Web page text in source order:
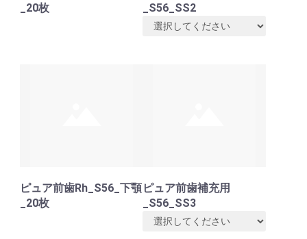
_20枚
_S56_SS2
ピュア前歯Rh_S56_下顎
_20枚
ピュア前歯補充用
_S56_SS3